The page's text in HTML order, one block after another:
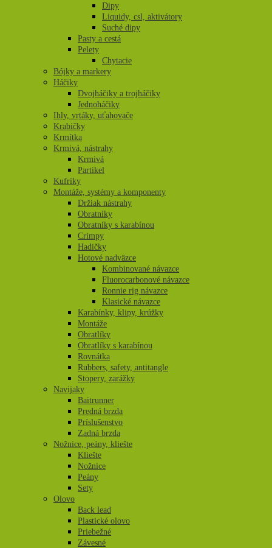
Dipy
Liquidy, csl, aktivátory
Suché dipy
Pasty a cestá
Pelety
Chytacie
Bójky a markery
Háčiky
Dvojháčiky a trojháčiky
Jednoháčiky
Ihly, vrtáky, uťahovače
Krabičky
Krmítka
Krmivá, nástrahy
Krmivá
Partikel
Kufríky
Montáže, systémy a komponenty
Držiak nástrahy
Obratníky
Obratníky s karabínou
Crimpy
Hadičky
Hotové nadväzce
Kombinované návazce
Fluorocarbonové návazce
Ronnie rig návazce
Klasické návazce
Karabínky, klipy, krúžky
Montáže
Obratlíky
Obratlíky s karabínou
Rovnátka
Rubbers, safety, antitangle
Stopery, zarážky
Navijaky
Baitrunner
Predná brzda
Príslušenstvo
Zadná brzda
Nožnice, peány, kliešte
Kliešte
Nožnice
Peány
Sety
Olovo
Back lead
Plastické olovo
Priebežné
Závesné